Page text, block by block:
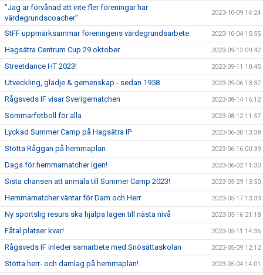
”Jag är förvånad att inte fler föreningar har
värdegrundscoacher”
2023-10-09 14:24
StFF uppmärksammar föreningens värdegrundsarbete 2023-10-04 15:55
Hagsätra Centrum Cup 29 oktober 2023-09-12 09:42
Streetdance HT 2023! 2023-09-11 10:45
Utveckling, glädje & gemenskap - sedan 1958 2023-09-06 13:37
Rågsveds IF visar Sverigematchen 2023-08-14 16:12
Sommarfotboll för alla 2023-08-12 11:57
Lyckad Summer Camp på Hagsätra IP 2023-06-30 13:38
Stötta Råggan på hemmaplan 2023-06-16 00:39
Dags för hemmamatcher igen! 2023-06-02 11:30
Sista chansen att anmäla till Summer Camp 2023! 2023-05-29 13:50
Hemmamatcher väntar för Dam och Herr 2023-05-17 13:33
Ny sportslig resurs ska hjälpa lagen till nästa nivå 2023-05-16 21:18
Fåtal platser kvar! 2023-05-11 14:36
Rågsveds IF inleder samarbete med Snösättaskolan 2023-05-09 12:12
Stötta herr- och damlag på hemmaplan! 2023-05-04 14:01